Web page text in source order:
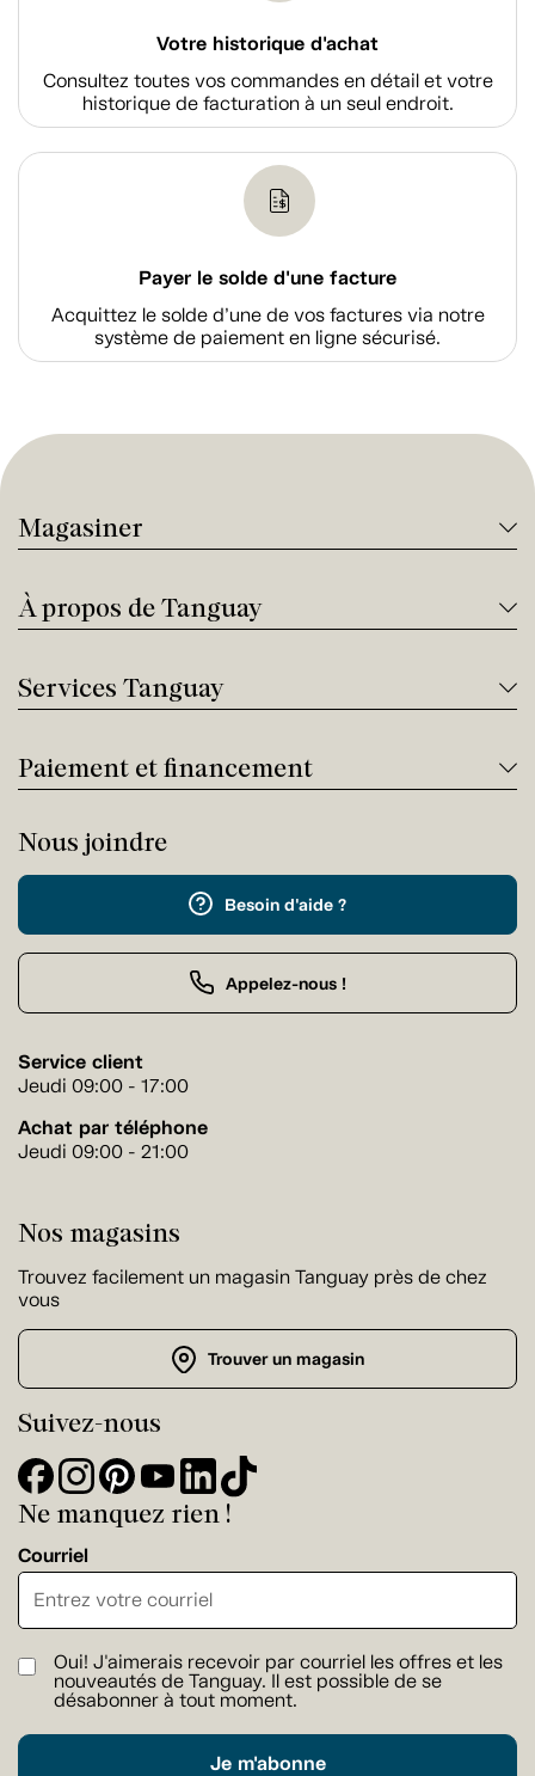
Votre historique d'achat
Consultez toutes vos commandes en détail et votre
historique de facturation à un seul endroit.
Payer le solde d'une facture
Acquittez le solde d’une de vos factures via notre
système de paiement en ligne sécurisé.
Magasiner
À propos de Tanguay
Services Tanguay
Paiement et financement
Nous joindre
Besoin d'aide ?
Appelez-nous !
Service client
Jeudi 09:00 - 17:00
Achat par téléphone
Jeudi 09:00 - 21:00
Nos magasins
Trouvez facilement un magasin Tanguay près de chez
vous
Trouver un magasin
Suivez-nous
Ne manquez rien !
Courriel
Oui! J'aimerais recevoir par courriel les offres et les
nouveautés de Tanguay. Il est possible de se
désabonner à tout moment.
Je m'abonne